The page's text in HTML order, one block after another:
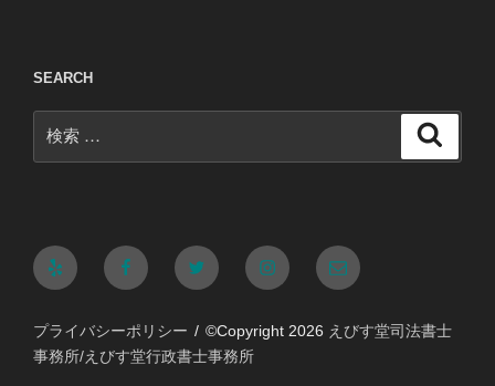
SEARCH
索:
Yelp FacebookTwitter Instagram
メ
ル
プライバシーポリシー ©Copyright 2026 えびす堂司法書士
事務所/えびす堂行政書士事務所